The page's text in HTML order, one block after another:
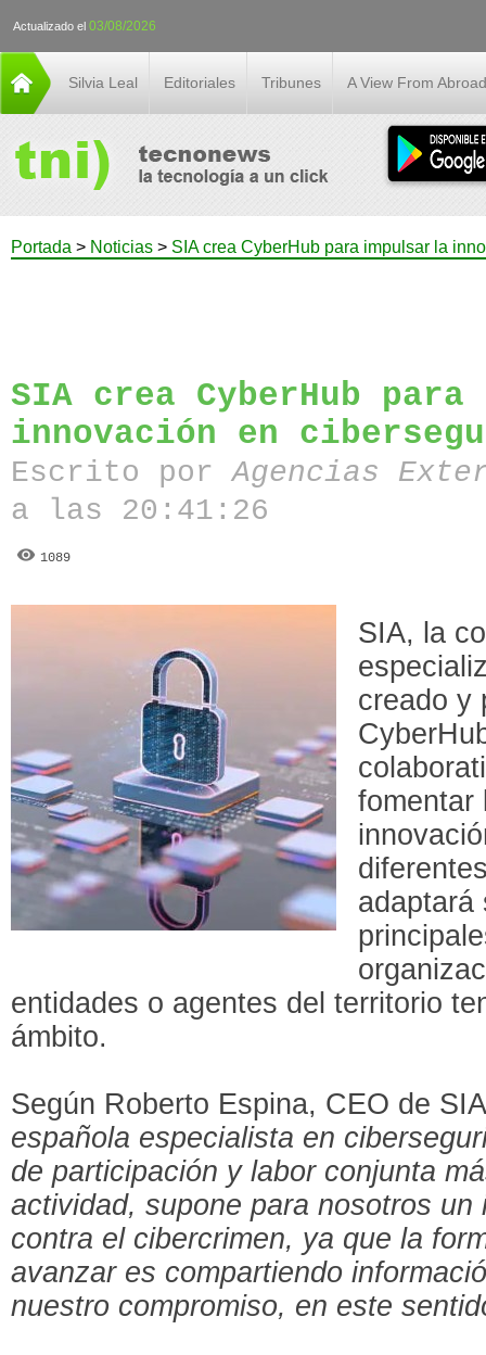
Actualizado el 03/08/2026
Silvia Leal Editoriales Tribunes A View From Abroad
Portada > Noticias > SIA crea CyberHub para impulsar la
SIA crea CyberHub
innovación en
Escrito porAgencias
a las 20:41:26
1089
SIA, la
creado y
fomentar
adaptará
entidades o agentes del territorio
ámbito.
Según Roberto Espina, CEO de
española especialista en
de participación y labor conjunta
actividad, supone para nosotros un
contra el cibercrimen, ya que la
avanzar es compartiendo
nuestro compromiso, en este